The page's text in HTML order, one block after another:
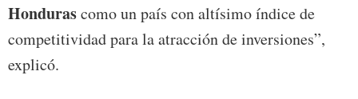
Hondurascomo un país con altísimo índice de
competitividad para la atracción de inversiones”,
explicó.